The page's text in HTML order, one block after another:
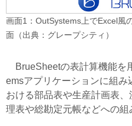
画面1：OutSystems上でExcel風
面（出典：グレープシティ）
BrueSheetの表計算機能を
emsアプリケーションに組
おける部品表や生産計画表
理表や総勘定元帳などへの組